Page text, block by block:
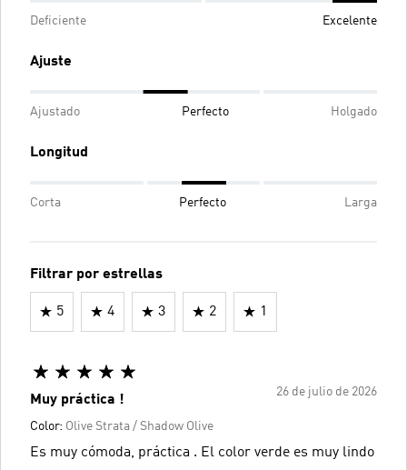
Deficiente Excelente
Ajuste
Ajustado Perfecto Holgado
Longitud
Corta Perfecto Larga
Filtrar por estrellas
5 4 3 2 1
26 de julio de 2026
Muy práctica !
Color: Olive Strata / Shadow Olive
Es muy cómoda, práctica . El color verde es muy lindo